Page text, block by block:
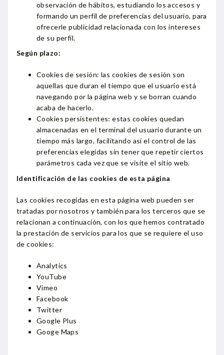
observación de hábitos, estudiando los accesos y
formando un perfil de preferencias del usuario, para
ofrecerle publicidad relacionada con los intereses
de su perfil.
Según plazo:
Cookies de sesión: las cookies de sesión son
aquellas que duran el tiempo que el usuario está
navegando por la página web y se borran cuando
acaba de hacerlo.
Cookies persistentes: estas cookies quedan
almacenadas en el terminal del usuario durante un
tiempo más largo, facilitando así el control de las
preferencias elegidas sin tener que repetir ciertos
parámetros cada vez que se visite el sitio web.
Identificación de las cookies de esta página
Las cookies recogidas en esta página web pueden ser
tratadas por nosotros y también para los terceros que se
relacionan a continuación, con los que hemos contratado
la prestación de servicios para los que se requiere el uso
de cookies:
Analytics
YouTube
Vimeo
Facebook
Twitter
Google Plus
Googe Maps